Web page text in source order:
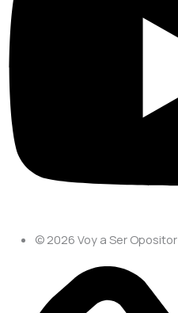
© 2026 Voy a Ser Opositor